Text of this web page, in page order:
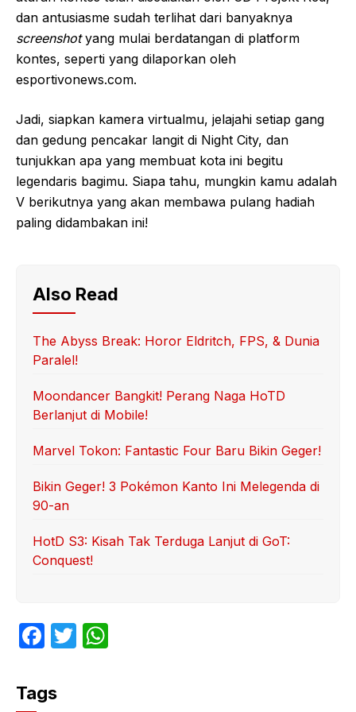
dan antusiasme sudah terlihat dari banyaknya
screenshotyang mulai berdatangan di platform
kontes, seperti yang dilaporkan oleh
esportivonews.com.
Jadi, siapkan kamera virtualmu, jelajahi setiap gang
dan gedung pencakar langit di Night City, dan
tunjukkan apa yang membuat kota ini begitu
legendaris bagimu. Siapa tahu, mungkin kamu adalah
V berikutnya yang akan membawa pulang hadiah
paling didambakan ini!
Also Read
The Abyss Break: Horor Eldritch, FPS, & Dunia
Paralel!
Moondancer Bangkit! Perang Naga HoTD
Berlanjut di Mobile!
Marvel Tokon: Fantastic Four Baru Bikin Geger!
Bikin Geger! 3 Pokémon Kanto Ini Melegenda di
90-an
HotD S3: Kisah Tak Terduga Lanjut di GoT:
Conquest!
F
c
T
Tags